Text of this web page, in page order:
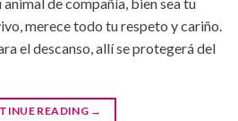
merece todo tu respeto y cariño.
el descanso, allí se protegerá del
READING →